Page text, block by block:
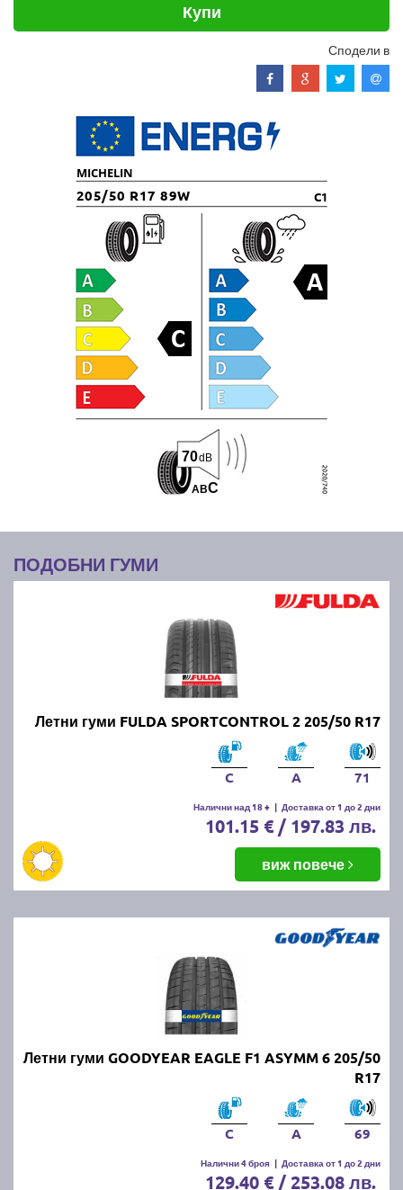
Купи
Сподели в
MICHELIN
205/50 R17 89W C1
ABC
70dB
ПОДОБНИ ГУМИ
Летни гуми FULDA SPORTCONTROL 2 205/50 R17
C A 71
Налични над 18 + | Доставка от 1 до 2 дни
101.15 € / 197.83 лв.
виж повече
Летни гуми GOODYEAR EAGLE F1 ASYMM 6 205/50
R17
C A 69
Налични 4 броя | Доставка от 1 до 2 дни
129.40 € / 253.08 лв.